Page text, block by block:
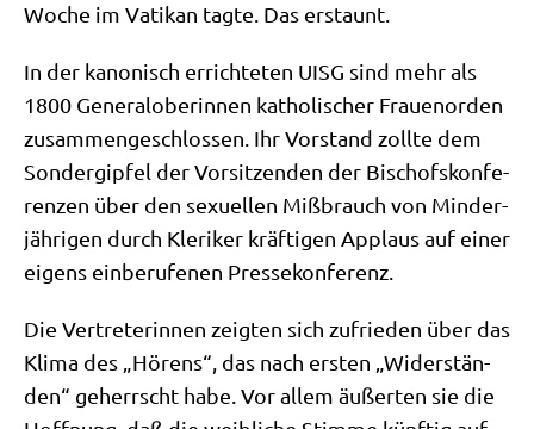
Woche im Vati­kan tag­te. Das erstaunt.
In der kano­nisch errich­te­ten UISG sind mehr als
1800 Gene­ral­obe­rin­nen katho­li­scher Frau­en­or­den
zusam­men­ge­schlos­sen. Ihr Vor­stand zoll­te dem
Son­der­gip­fel der Vor­sit­zen­den der Bischofs­kon­fe­
ren­zen über den sexu­el­len Miß­brauch von Min­der­
jäh­ri­gen durch Kle­ri­ker kräf­ti­gen Applaus auf einer
eigens ein­be­ru­fe­nen Pressekonferenz.
Die Ver­tre­te­rin­nen zeig­ten sich zufrie­den über das
Kli­ma des „Hörens“, das nach ersten „Wider­stän­
den“ geherrscht habe. Vor allem äußer­ten sie die